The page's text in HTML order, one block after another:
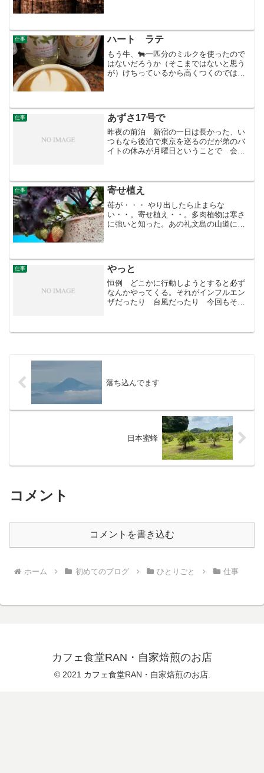
た。値段が知りた...
仕事 ハート ラテ
もう牛、🐄一匹分のミルクを使ったので
はないだろうか（そこまではないと思う
が）けちっているから高くつくのではな
た！が、4回練...
仕事 あずさ17号で
昨夜の前泊 新宿の一日は長かった、い
つもなら後泊で東京を巡るのだが弟のバ
イトの休みが月曜日ということで 会う
ようだ。ネットカフェだ。汚く狭いらし
い。ホテルに連れて来て...
仕事 寄せ植え
苺が・・・ やり出したら止まらな
い・・。寄せ植え・・。多肉植物は寒さ
に強いと知った。あの礼文島の山道に生
なへったていなかった。
仕事 やっと
恒例 どこかに行動しようとすると必ず
なんかやってくる。それがインフルエン
ザだったり 台風だったり 今回もそう
約はしている。筋肉鍛えるため毎日１３
落ち込んでます
日本蜜蜂
コメント
コメントを書き込む
ホーム 初めてのブログ ひとりごと 仕事
カフェ食堂RAN・自家焙煎のお店
© 2021 カフェ食堂RAN・自家焙煎のお店.